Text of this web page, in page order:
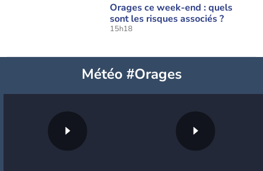
Orages ce week-end : quels
sont les risques associés ?
15h18
Météo #Orages